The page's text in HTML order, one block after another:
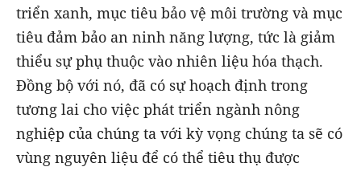
triển xanh, mục tiêu bảo vệ môi trường và mục
tiêu đảm bảo an ninh năng lượng, tức là giảm
thiểu sự phụ thuộc vào nhiên liệu hóa thạch.
Đồng bộ với nó, đã có sự hoạch định trong
tương lai cho việc phát triển ngành nông
nghiệp của chúng ta với kỳ vọng chúng ta sẽ có
vùng nguyên liệu để có thể tiêu thụ được